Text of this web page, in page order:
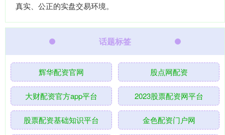
真实、公正的实盘交易环境。
话题标签
辉华配资官网 股点网配资
大财配资官方app平台 2023股票配资网平台
股票配资基础知识平台 金色配资门户网